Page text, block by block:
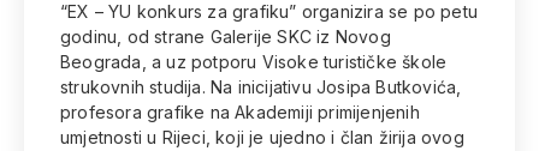
“EX – YU konkurs za grafiku” organizira se po petu
godinu, od strane Galerije SKC iz Novog
Beograda, a uz potporu Visoke turističke škole
strukovnih studija. Na inicijativu Josipa Butkovića,
profesora grafike na Akademiji primijenjenih
umjetnosti u Rijeci, koji je ujedno i član žirija ovog